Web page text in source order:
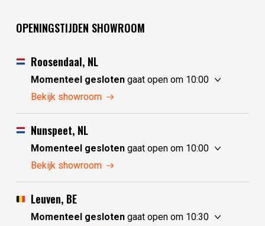
OPENINGSTIJDEN SHOWROOM
Roosendaal, NL
Momenteel geslotengaat open om 10:00
zaterdag
zondag
10:00 - 17:30
maandag
dinsdag
gesloten
woensdag
Bekijk showroom
Nunspeet, NL
Momenteel geslotengaat open om 10:00
zaterdag
zondag
gesloten
maandag
dinsdag
10:00 - 17:30
Bekijk showroom
Leuven, BE
Momenteel geslotengaat open om 10:30